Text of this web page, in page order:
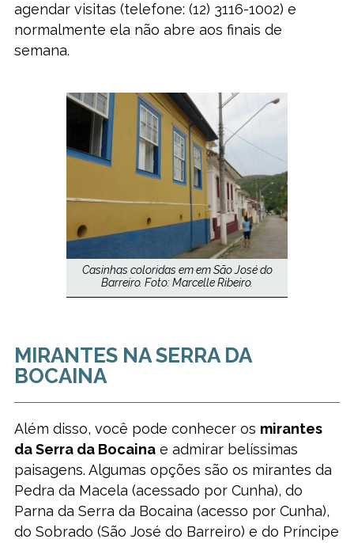
agendar visitas (telefone: (12) 3116-1002) e
normalmente ela não abre aos finais de
semana.
Casinhas coloridas em em São José do
Barreiro. Foto: Marcelle Ribeiro.
MIRANTES NA SERRA DA
BOCAINA
Além disso, você pode conhecer os mirantes
da Serra da Bocainae admirar belíssimas
paisagens. Algumas opções são os mirantes da
Pedra da Macela (acessado por Cunha), do
Parna da Serra da Bocaina (acesso por Cunha),
do Sobrado (São José do Barreiro) e do Príncipe